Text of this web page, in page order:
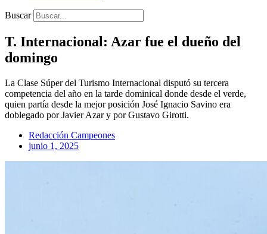
Buscar
T. Internacional: Azar fue el dueño del
domingo
La Clase Súper del Turismo Internacional disputó su tercera
competencia del año en la tarde dominical donde desde el verde,
quien partía desde la mejor posición José Ignacio Savino era
doblegado por Javier Azar y por Gustavo Girotti.
Redacción Campeones
junio 1, 2025